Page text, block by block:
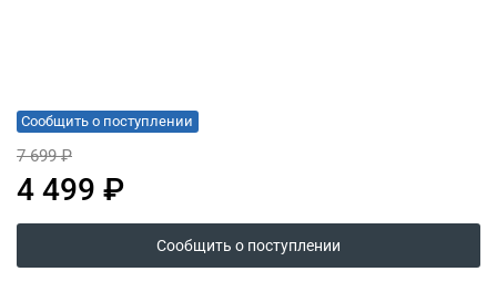
Сообщить о поступлении
7 699 ₽
4 499 ₽
Сообщить о поступлении